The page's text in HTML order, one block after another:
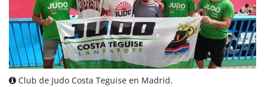
Club de Judo Costa Teguise en Madrid.